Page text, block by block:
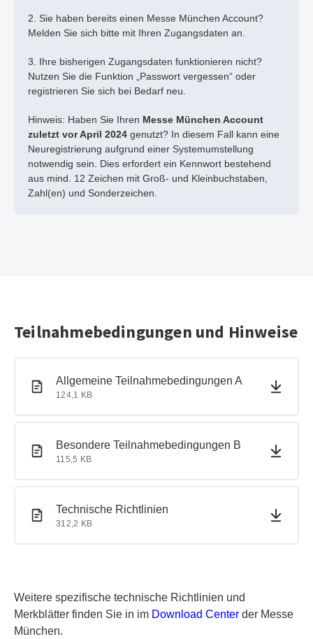
2. Sie haben bereits einen Messe München Account?
Melden Sie sich bitte mit Ihren Zugangsdaten an.
3. Ihre bisherigen Zugangsdaten funktionieren nicht?
Nutzen Sie die Funktion „Passwort vergessen“ oder
registrieren Sie sich bei Bedarf neu.
Hinweis: Haben Sie Ihren Messe München Account
zuletzt vor April 2024 genutzt? In diesem Fall kann eine
Neuregistrierung aufgrund einer Systemumstellung
notwendig sein. Dies erfordert ein Kennwort bestehend
aus mind. 12 Zeichen mit Groß- und Kleinbuchstaben,
Zahl(en) und Sonderzeichen.
Teilnahmebedingungen und Hinweise
PDF-Dokument
Allgemeine Teilnahmebedingungen A
124,1 KB
PDF-Dokument
PDF-Dokument
Besondere Teilnahmebedingungen B
115,5 KB
PDF-Dokument
PDF-Dokument
Technische Richtlinien
312,2 KB
PDF-Dokument
Weitere spezifische technische Richtlinien und
Merkblätter finden Sie in im Download Center der Messe
München.